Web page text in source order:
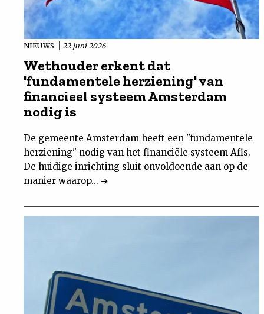
NIEUWS 22 juni 2026
Wethouder erkent dat
'fundamentele herziening' van
financieel systeem Amsterdam
nodig is
De gemeente Amsterdam heeft een "fundamentele
herziening" nodig van het financiële systeem Afis.
De huidige inrichting sluit onvoldoende aan op de
manier waarop...